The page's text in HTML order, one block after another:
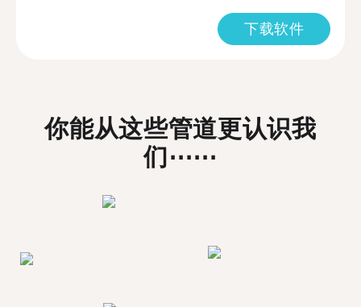
下载软件
你能从这些管道更认识我
们⋯⋯